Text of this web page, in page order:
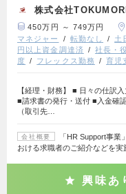
株式会社TOKUMORI
450万円 ～ 749万円
マネジャー
転勤なし 土
円以上資金調達済
社長・
度
フレックス勤務 育児
【経理・財務】 ■ 日々の仕訳
■請求書の発行・送付 ■入金確
（取引先…
会社概要
「HR Support事
おける求職者のご紹介などを実
興味あ